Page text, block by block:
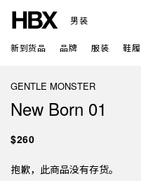
男装
新到货品 品牌 服装 鞋履
GENTLE MONSTER
New Born 01
$260
抱歉，此商品没有存货。